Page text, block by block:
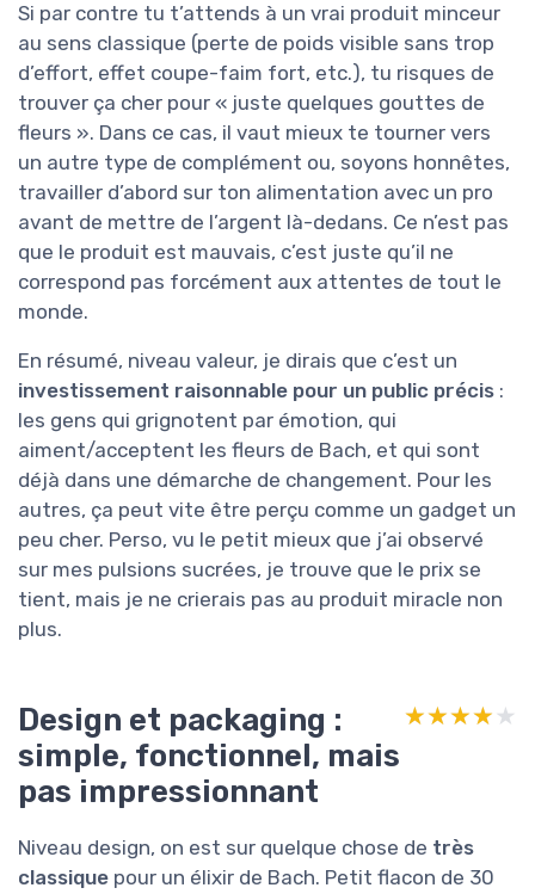
Si par contre tu t’attends à un vrai produit minceur
au sens classique (perte de poids visible sans trop
d’effort, effet coupe-faim fort, etc.), tu risques de
trouver ça cher pour « juste quelques gouttes de
fleurs ». Dans ce cas, il vaut mieux te tourner vers
un autre type de complément ou, soyons honnêtes,
travailler d’abord sur ton alimentation avec un pro
avant de mettre de l’argent là-dedans. Ce n’est pas
que le produit est mauvais, c’est juste qu’il ne
correspond pas forcément aux attentes de tout le
monde.
En résumé, niveau valeur, je dirais que c’est un
investissement raisonnable pour un public précis :
les gens qui grignotent par émotion, qui
aiment/acceptent les fleurs de Bach, et qui sont
déjà dans une démarche de changement. Pour les
autres, ça peut vite être perçu comme un gadget un
peu cher. Perso, vu le petit mieux que j’ai observé
sur mes pulsions sucrées, je trouve que le prix se
tient, mais je ne crierais pas au produit miracle non
plus.
Design et packaging :
simple, fonctionnel, mais
pas impressionnant
★★★★★
★★★★★
Niveau design, on est sur quelque chose de très
classique pour un élixir de Bach. Petit flacon de 30